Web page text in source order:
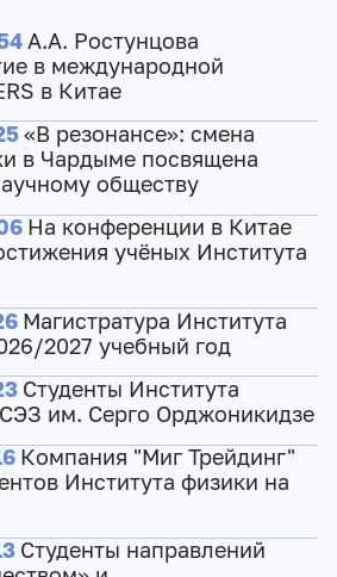
А.А. Ростунцова
в международной
в Китае
«В резонансе»: смена
в Чардыме посвящена
обществу
На конференции в Китае
учёных Института
Магистратура Института
2027 учебный год
Студенты Института
им. Серго Орджоникидзе
Компания "Миг Трейдинг"
Института физики на
Студенты направлений